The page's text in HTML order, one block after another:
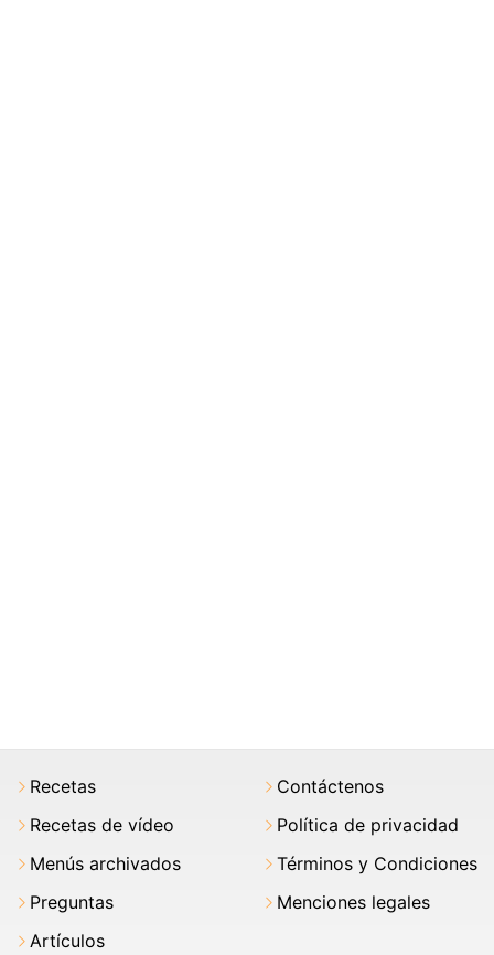
Recetas
Recetas de vídeo
Menús archivados
Preguntas
Artículos
Contáctenos
Política de privacidad
Términos y Condiciones
Menciones legales